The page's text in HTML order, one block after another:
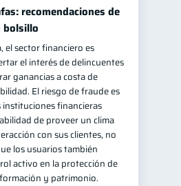
1
1
recomendaciones de
bolsillo
el sector financiero es
el interés de delincuentes
ganancias a costa de
El riesgo de fraude es
instituciones financieras
de proveer un clima
con sus clientes, no
los usuarios también
activo en la protección de
y patrimonio.